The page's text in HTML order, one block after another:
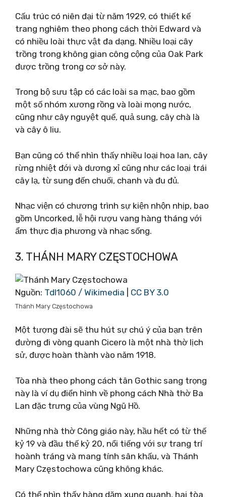
Cấu trúc có niên đại từ năm 1929, có thiết kế
trang nghiêm theo phong cách thời Edward và
có nhiều loài thực vật đa dạng. Nhiều loại cây
trồng trong không gian công cộng của Oak Park
được trồng trong cơ sở này.
Trong bộ sưu tập có các loài sa mạc, bao gồm
một số nhóm xương rồng và loài mọng nước,
cũng như cây nguyệt quế, quả sung, cây chà là
và cây ô liu.
Bạn cũng có thể nhìn thấy nhiều loại hoa lan, cây
rừng nhiệt đới và dương xỉ cũng như các loại trái
cây lạ, từ sung đến chuối, chanh và đu đủ.
Nhạc viện có chương trình sự kiện nhộn nhịp, bao
gồm Uncorked, lễ hội rượu vang hàng tháng với
ẩm thực địa phương và nhạc sống.
3. THÁNH MARY CZĘSTOCHOWA
Nguồn: Tdl1060 / Wikimedia CC BY 3.0
Thánh Mary Częstochowa
Một tượng đài sẽ thu hút sự chú ý của bạn trên
đường đi vòng quanh Cicero là một nhà thờ lịch
sử, được hoàn thành vào năm 1918.
Tòa nhà theo phong cách tân Gothic sang trọng
này là ví dụ điển hình về phong cách Nhà thờ Ba
Lan đặc trưng của vùng Ngũ Hồ.
Những nhà thờ Công giáo này, hầu hết có từ thế
kỷ 19 và đầu thế kỷ 20, nổi tiếng với sự trang trí
hoành tráng và mang tính sân khấu, và Thánh
Mary Częstochowa cũng không khác.
Có thể nhìn thấy hàng dặm xung quanh, hai tòa